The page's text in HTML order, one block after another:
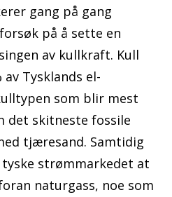
gang på gang
på å sette en
av kullkraft. Kull
Tysklands el-
som blir mest
det skitneste fossile
tjæresand. Samtidig
strømmarkedet at
naturgass, noe som